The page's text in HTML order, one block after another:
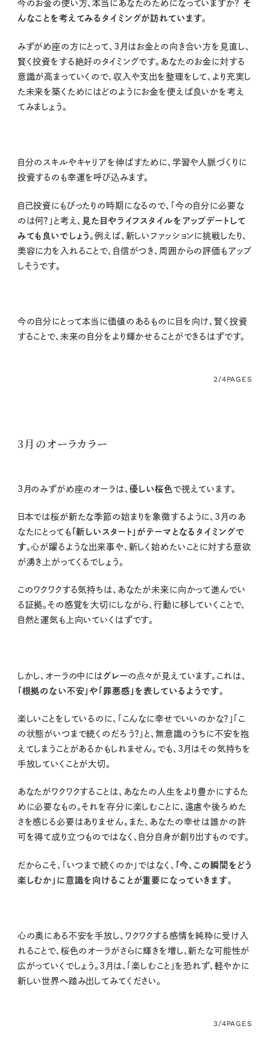
今のお金の使い方、本当にあなたのためになっていますか？ そ
んなことを考えてみるタイミングが訪れています。
みずがめ座の方にとって、 3 月はお金との向き合い方を見直し、
賢く投資をする絶好のタイミングです。あなたのお金に対する
意識が高まっていくので、収入や支出を整理をして、より充実し
た未来を築くためにはどのようにお金を使えば良いかを考え
てみましょう。
自分のスキルやキャリアを伸ばすために、学習や人脈づくりに
投資するのも幸運を呼び込みます。
自己投資にもぴったりの時期になるので、「今の自分に必要な
のは何？」と考え、
見た目やライフスタイルをアップデートして
みても良いでしょう 。例えば、新しいファッションに挑戦したり、
美容に力を入れることで、自信がつき、周囲からの評価もアップ
しそうです。
今の自分にとって本当に価値のあるものに目を向け、賢く投資
することで、未来の自分をより輝かせることができるはずです。
2/4PAGES
3月のオーラカラー
3 月のみずがめ座のオーラは、 優しい桜色で視えています。
日本では桜が新たな季節の始まりを象徴するように、3月のあ
なたにとっても
「新しいスタート」がテーマとなるタイミングで
す。心が躍るような出来事や、新しく始めたいことに対する意欲
が湧き上がってくるでしょう。
このワクワクする気持ちは、あなたが未来に向かって進んでい
る証拠。その感覚を大切にしながら、行動に移していくことで、
自然と運気も上向いていくはずです。
しかし、オーラの中には グレーの点々が見えています。これは、
「根拠のない不安」や「罪悪感」を表しているようです。
楽しいことをしているのに、「こんなに幸せでいいのかな？」「こ
の状態がいつまで続くのだろう？」と、無意識のうちに不安を抱
えてしまうことがあるかもしれません。でも、3月はその気持ちを
手放していくことが大切。
あなたがワクワクすることは、あなたの人生をより豊かにするた
めに必要なもの。それを存分に楽しむことに、遠慮や後ろめた
さを感じる必要はありません。また、あなたの幸せは誰かの許
可を得て成り立つものではなく、自分自身が創り出すものです。
だからこそ、「いつまで続くのか」ではなく、
「今、この瞬間をどう
楽しむか」に意識を向けることが重要になっていきます。
心の奥にある不安を手放し、ワクワクする感情を純粋に受け入
れることで、桜色のオーラがさらに輝きを増し、新たな可能性が
広がっていくでしょう。3月は、「楽しむこと」を恐れず、軽やかに
新しい世界へ踏み出してみてください。
3/4PAGES